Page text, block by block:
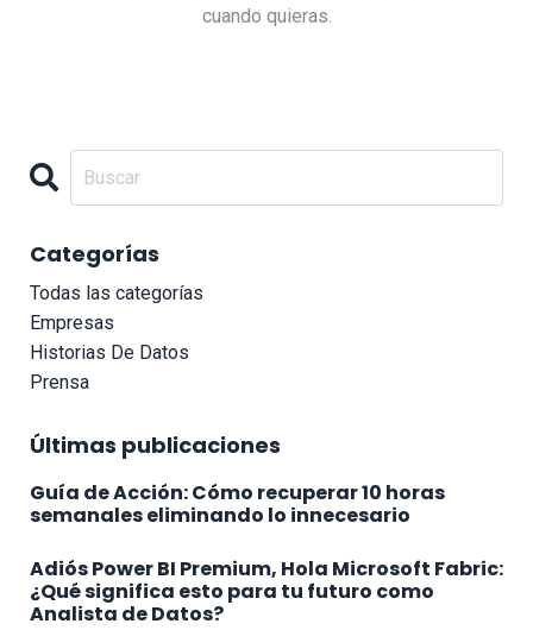
cuando quieras.
Categorías
Todas las categorías
Empresas
Historias De Datos
Prensa
Últimas publicaciones
Guía de Acción: Cómo recuperar 10 horas
semanales eliminando lo innecesario
Adiós Power BI Premium, Hola Microsoft Fabric:
¿Qué significa esto para tu futuro como
Analista de Datos?